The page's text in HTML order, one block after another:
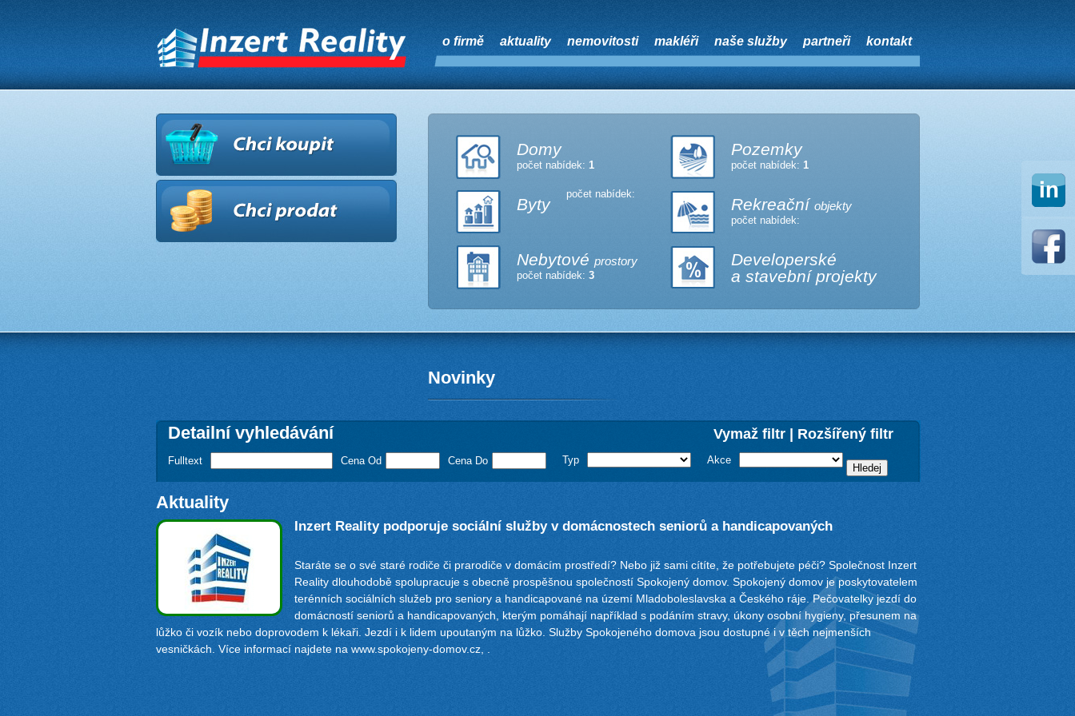
o firmě aktuality nemovitosti makléři naše služby partneři kontakt
Domy
počet nabídek: 1
Pozemky
počet nabídek: 1
Byty
počet nabídek:
Rekreační objekty
počet nabídek:
Nebytové prostory
počet nabídek: 3
Developerské
a stavební projekty
Novinky
Detailní vyhledávání Vymaž filtr| Rozšířený filtr
Fulltext Typ Akce
Cena Od Cena Do
Aktuality
Inzert Reality podporuje sociální služby v domácnostech seniorů a handicapovaných
Staráte se o své staré rodiče či prarodiče v domácím prostředí? Nebo již sami cítíte, že potřebujete péči? Společnost Inzert
Reality dlouhodobě spolupracuje s obecně prospěšnou společností Spokojený domov. Spokojený domov je poskytovatelem
terénních sociálních služeb pro seniory a handicapované na území Mladoboleslavska a Českého ráje. Pečovatelky jezdí do
domácností seniorů a handicapovaných, kterým pomáhají například s podáním stravy, úkony osobní hygieny, přesunem na
lůžko či vozík nebo doprovodem k lékaři. Jezdí i k lidem upoutaným na lůžko. Služby Spokojeného domova jsou dostupné i v těch nejmenších
vesničkách. Více informací najdete na www.spokojeny-domov.cz, .